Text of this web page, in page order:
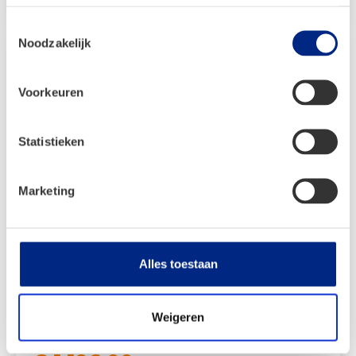
Noodzakelijk
Voorkeuren
Statistieken
Marketing
Alles toestaan
Weigeren
Dorema Garda XL270 – Blauw
€2.119,00